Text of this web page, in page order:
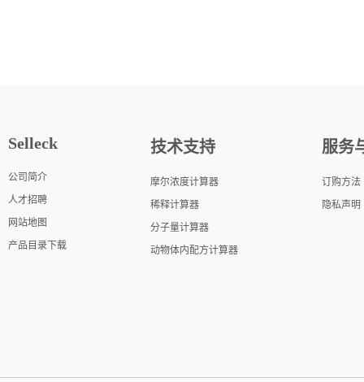
Selleck
公司简介
人才招聘
网站地图
产品目录下载
技术支持
摩尔浓度计算器
稀释计算器
分子量计算器
动物体内配方计算器
服务
订购方法
隐私声明